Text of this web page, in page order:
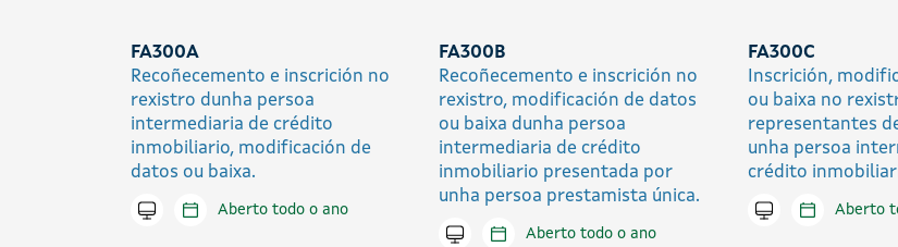
FA300A
Recoñecemento e inscrición no
rexistro dunha persoa
intermediaria de crédito
inmobiliario, modificación de
datos ou baixa.
Tramitar en liñaAberto todo o ano
FA300B
Recoñecemento e inscrición no
rexistro, modificación de datos
ou baixa dunha persoa
intermediaria de crédito
inmobiliario presentada por
unha persoa prestamista única.
Tramitar en liñaAberto todo o ano
FA300C
Inscrición,
ou baixa no
representantes
unha persoa
crédito
Tramitar en liña
Aberto